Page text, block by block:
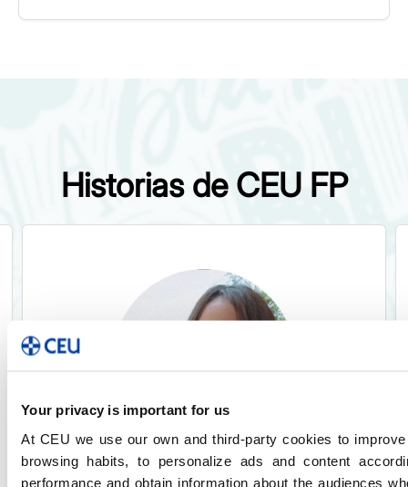
Your privacy is important for us
At CEU we use our own and third-party cookies to
browsing habits, to personalize ads and content
performance and obtain information about the audiences
Historias de CEU FP
Sheila Rodríguez